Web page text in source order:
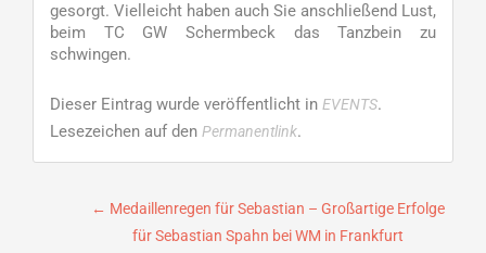
gesorgt. Vielleicht haben auch Sie anschließend Lust,
beim TC GW Schermbeck das Tanzbein zu
schwingen.
Dieser Eintrag wurde veröffentlicht in EVENTS.
Lesezeichen auf den Permanentlink.
Beitragsnavigation
← Medaillenregen für Sebastian – Großartige Erfolge
für Sebastian Spahn bei WM in Frankfurt